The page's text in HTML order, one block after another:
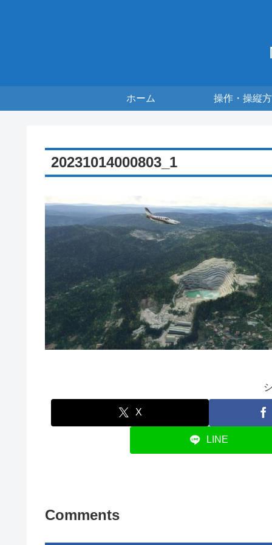
ホーム 操作・操縦
20231014000803_1
X
LINE
Comments